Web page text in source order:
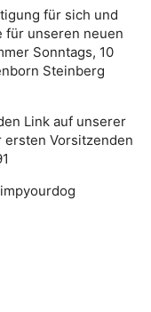
für sich und
für unseren neuen
Sonntags, 10
Steinberg
Link auf unserer
ersten Vorsitzenden